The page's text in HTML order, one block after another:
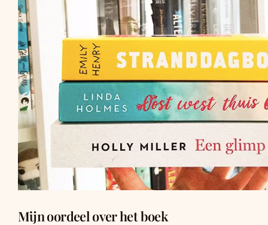
Mijn oordeel over het boek